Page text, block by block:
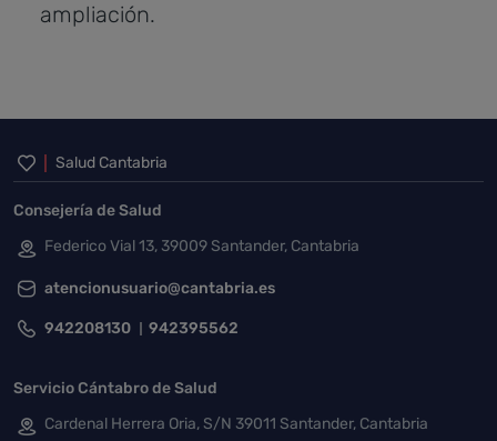
ampliación.
Inicio del pie de página
Salud Cantabria
Consejería de Salud
Federico Vial 13, 39009 Santander, Cantabria
atencionusuario@cantabria.es
942208130 942395562
Servicio Cántabro de Salud
Cardenal Herrera Oria, S/N 39011 Santander, Cantabria